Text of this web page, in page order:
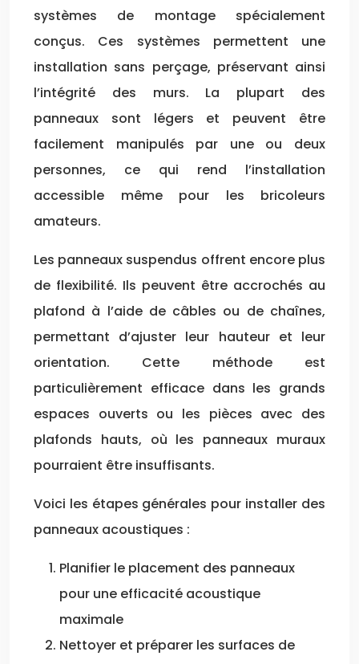
systèmes de montage spécialement
conçus. Ces systèmes permettent une
installation sans perçage, préservant ainsi
l’intégrité des murs. La plupart des
panneaux sont légers et peuvent être
facilement manipulés par une ou deux
personnes, ce qui rend l’installation
accessible même pour les bricoleurs
amateurs.
Les panneaux suspendus offrent encore plus
de flexibilité. Ils peuvent être accrochés au
plafond à l’aide de câbles ou de chaînes,
permettant d’ajuster leur hauteur et leur
orientation. Cette méthode est
particulièrement efficace dans les grands
espaces ouverts ou les pièces avec des
plafonds hauts, où les panneaux muraux
pourraient être insuffisants.
Voici les étapes générales pour installer des
panneaux acoustiques :
Planifier le placement des panneaux
pour une efficacité acoustique
maximale
Nettoyer et préparer les surfaces de